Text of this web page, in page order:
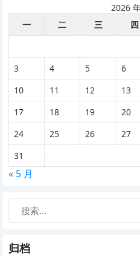
2026
一
二 三 四
3
4 5 6
10
11 12 13
17
18 19 20
24
25 26 27
31
« 5 月
归档